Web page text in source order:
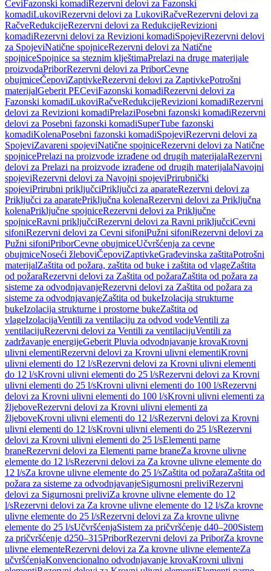
CeviFazonski komadiRezervni delovi za Fazonski
komadiLukoviRezervni delovi za LukoviRačveRezervni delovi za
RačveRedukcijeRezervni delovi za RedukcijeRevizioni
komadiRezervni delovi za Revizioni komadiSpojeviRezervni delovi
za SpojeviNatične spojniceRezervni delovi za Natične
spojniceSpojnice sa steznim klještimaPrelazi na druge materijale
proizvodaPriborRezervni delovi za PriborCevne
obujmiceČepoviZaptivkeRezervni delovi za ZaptivkePotrošni
materijalGeberit PECeviFazonski komadiRezervni delovi za
Fazonski komadiLukoviRačveRedukcijeRevizioni komadiRezervni
delovi za Revizioni komadiPrelaziPosebni fazonski komadiRezervni
delovi za Posebni fazonski komadiSuperTube fazonski
komadiKolenaPosebni fazonski komadiSpojeviRezervni delovi za
SpojeviZavareni spojeviNatične spojniceRezervni delovi za Natične
spojnicePrelazi na proizvode izrađene od drugih materijalaRezervni
delovi za Prelazi na proizvode izrađene od drugih materijalaNavojni
spojeviRezervni delovi za Navojni spojeviPrirubnički
spojeviPrirubni priključciPriključci za aparateRezervni delovi za
Priključci za aparatePriključna kolenaRezervni delovi za Priključna
kolenaPriključne spojniceRezervni delovi za Priključne
spojniceRavni priključciRezervni delovi za Ravni priključciCevni
sifoniRezervni delovi za Cevni sifoniPužni sifoniRezervni delovi za
Pužni sifoniPriborCevne obujmiceUčvršćenja za cevne
obujmiceNoseći žleboviČepoviZaptivkeGrađevinska zaštitaPotrošni
materijalZaštita od požara, zaštita od buke i zaštita od vlageZaštita
od požaraRezervni delovi za Zaštita od požaraZaštita od požara za
sisteme za odvodnjavanjeRezervni delovi za Zaštita od požara za
sisteme za odvodnjavanjeZaštita od bukeIzolacija strukturne
bukeIzolacija strukturne i prostorne bukeZaštita od
vlageIzolacijaVentili za ventilaciju za odvod vodeVentili za
ventilacijuRezervni delovi za Ventili za ventilacijuVentili za
zadržavanje energijeGeberit Pluvia odvodnjavanje krovaKrovni
ulivni elementiRezervni delovi za Krovni ulivni elementiKrovni
ulivni elementi do 12 l/sRezervni delovi za Krovni ulivni elementi
do 12 l/sKrovni ulivni elementi do 25 l/sRezervni delovi za Krovni
ulivni elementi do 25 l/sKrovni ulivni elementi do 100 l/sRezervni
delovi za Krovni ulivni elementi do 100 l/sKrovni ulivni elementi za
žljeboveRezervni delovi za Krovni ulivni elementi za
žljeboveKrovni ulivni elementi do 12 l/sRezervni delovi za Krovni
ulivni elementi do 12 l/sKrovni ulivni elementi do 25 l/sRezervni
delovi za Krovni ulivni elementi do 25 l/sElementi parne
braneRezervni delovi za Elementi parne braneZa krovne ulivne
elemente do 12 l/sRezervni delovi za Za krovne ulivne elemente do
12 l/sZa krovne ulivne elemente do 25 l/sZaštita od požaraZaštita od
požara za sisteme za odvodnjavanjeSigurnosni preliviRezervni
delovi za Sigurnosni preliviZa krovne ulivne elemente do 12
l/sRezervni delovi za Za krovne ulivne elemente do 12 l/sZa krovne
ulivne elemente do 25 l/sRezervni delovi za Za krovne ulivne
elemente do 25 l/sUčvršćenjaSistem za pričvršćenje d40–200Sistem
za pričvršćenje d250–315PriborRezervni delovi za PriborZa krovne
ulivne elementeRezervni delovi za Za krovne ulivne elementeZa
učvršćenjaKonvencionalno odvodnjavanje krovaKrovni ulivni